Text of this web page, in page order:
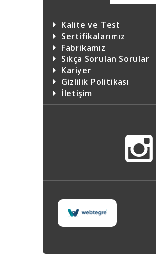
Kalite ve Test
Sertifikalarımız
Fabrikamız
Sıkça Sorulan Sorular
Kariyer
Gizlilik Politikası
İletişim